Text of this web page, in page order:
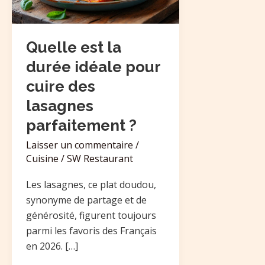
Quelle est la
durée idéale pour
cuire des
lasagnes
parfaitement ?
Laisser un commentaire /
Cuisine /SW Restaurant
Les lasagnes, ce plat doudou,
synonyme de partage et de
générosité, figurent toujours
parmi les favoris des Français
en 2026. […]
pour
cuire
des
lasagnes
parfaitement
?